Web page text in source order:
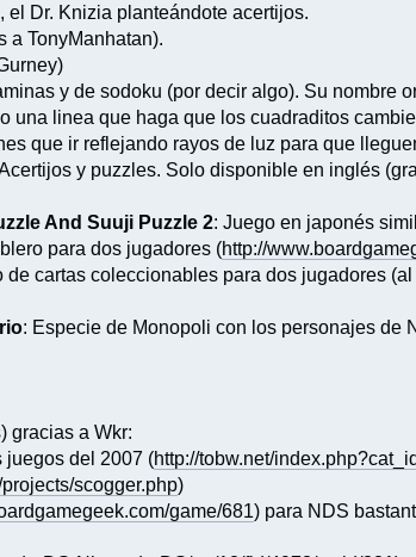
el Dr. Knizia planteándote acertijos.
a TonyManhatan).
y de sodoku (por decir algo). Su nombre
una linea que haga que los cuadraditos
que ir reflejando rayos de luz para que
y puzzles. Solo disponible en inglés
And Suuji Puzzle 2: Juego en japonés
para dos jugadores (http://
de cartas coleccionables para dos jugadores
: Especie de Monopoli con los personajes de
gracias a Wkr:
juegos del 2007 (http://tobw.net/
scogger.php)
game/681) para NDS